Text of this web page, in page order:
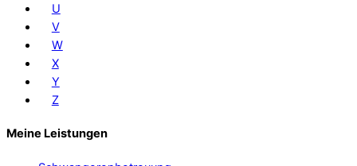
U
V
W
X
Y
Z
Meine Leistungen